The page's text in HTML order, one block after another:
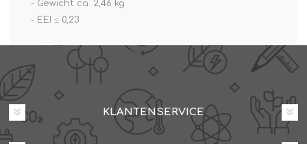
- Gewicht ca. 2,46 kg
- EEI ≤ 0,23
KLANTENSERVICE